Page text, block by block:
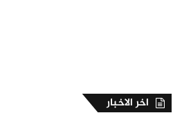
اخر الاخبار